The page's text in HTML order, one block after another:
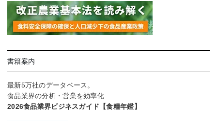
書籍案内
最新5万社のデータベース。
食品業界の分析・営業を効率化
2026食品業界ビジネスガイド【食糧年鑑】